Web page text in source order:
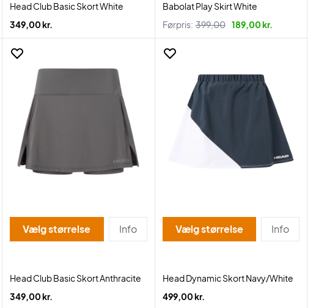
Head Club Basic Skort White
349,00 kr.
Babolat Play Skirt White
Førpris: 399,00 189,00 kr.
Vælg størrelse Info
Head Club Basic Skort Anthracite
349,00 kr.
Vælg størrelse Info
Head Dynamic Skort Navy/White
499,00 kr.